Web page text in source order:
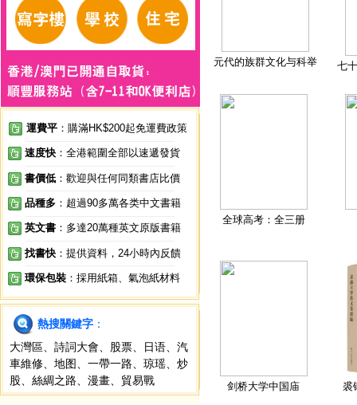
運費平 ：購滿HK$200起免運費政策
速度快 ：全港範圍全部以速遞發貨
書價低 ：歡迎與任何同類書店比價
品種多 ：超過90多萬各类中文書籍
英文書 ：多達20萬種英文原版書籍
找書快 ：提供資料，24小時內反饋
環保包裝 ：採用紙箱、氣泡紙材料
熱搜關鍵字 ：
大灣區
詩詞大會 股票 日语
汽
車維修
地图 一帶一路 琼瑶
炒
股
絲綢之路 漫畫 貿易戰
元代的族群文化与科举 七
全球高考：全三册
剑桥大学中国庙 裘